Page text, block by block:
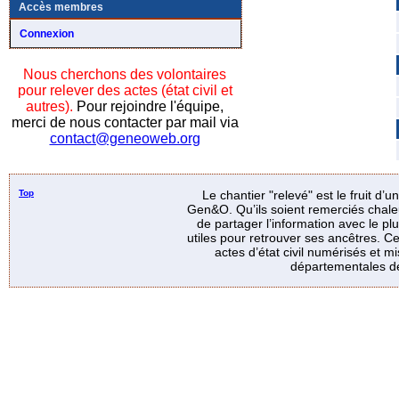
Accès membres
Connexion
Nous cherchons des volontaires
pour relever des actes (état civil et
autres). Pour rejoindre l'équipe,
merci de nous contacter par mail via
contact@geneoweb.org
Top
Le chantier "relevé" est le fruit
Gen&O. Qu’ils soient remerciés
de partager l’information avec le
utiles pour retrouver ses ancêtres.
actes d’état civil numérisés et
départementales